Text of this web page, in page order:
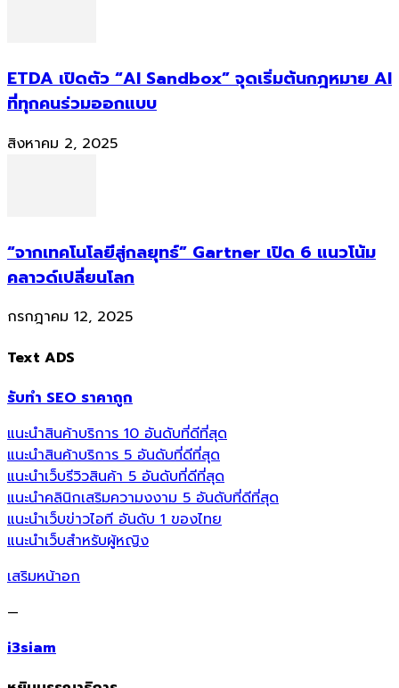
ETDA เปิดตัว “AI Sandbox” จุดเริ่มต้นกฎหมาย AI
ที่ทุกคนร่วมออกแบบ
สิงหาคม 2, 2025
“จากเทคโนโลยีสู่กลยุทธ์” Gartner เปิด 6 แนวโน้ม
คลาวด์เปลี่ยนโลก
กรกฎาคม 12, 2025
Text ADS
รับทำ SEO ราคาถูก
แนะนำสินค้าบริการ 10 อันดับที่ดีที่สุด
แนะนำสินค้าบริการ 5 อันดับที่ดีที่สุด
แนะนำเว็บรีวิวสินค้า 5 อันดับที่ดีที่สุด
แนะนำคลินิกเสริมความงงาม 5 อันดับที่ดีที่สุด
แนะนำเว็บข่าวไอที อันดับ 1 ของไทย
แนะนำเว็บสำหรับผู้หญิง
เสริมหน้าอก
—
i3siam